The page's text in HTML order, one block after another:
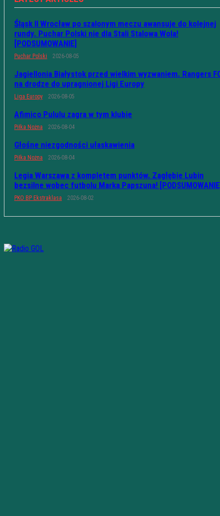
Śląsk II Wrocław po szalonym meczu awansuje do kolejnej
rundy. Puchar Polski nie dla Stali Stalowa Wola!
[PODSUMOWANIE]
Puchar Polski 2026-08-05
Jagiellonia Białystok przed wielkim wyzwaniem. Rangers
na drodze do upragnionej Ligi Europy
Liga Europy 2026-08-05
Afimico Pululu zagra w tym klubie
Piłka Nożna 2026-08-04
Głośne niezgodności ułaskawienia
Piłka Nożna 2026-08-04
Legia Warszawa z kompletem punktów. Zagłębie Lubin
bezsilne wobec futbolu Marka Papszuna!
PKO BP Ekstraklasa 2026-08-02